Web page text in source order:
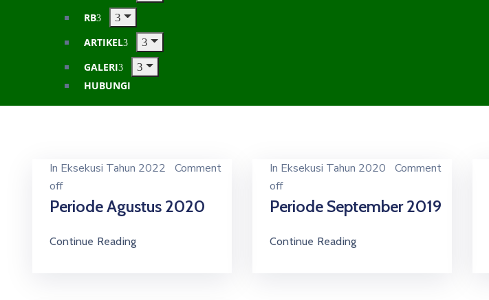
RB
ARTIKEL
GALERI
HUBUNGI
In Eksekusi Tahun 2022
Comment
off
Periode Agustus 2020
Continue Reading
In Eksekusi Tahun 2020
Comment
off
Periode September 2019
Continue Reading